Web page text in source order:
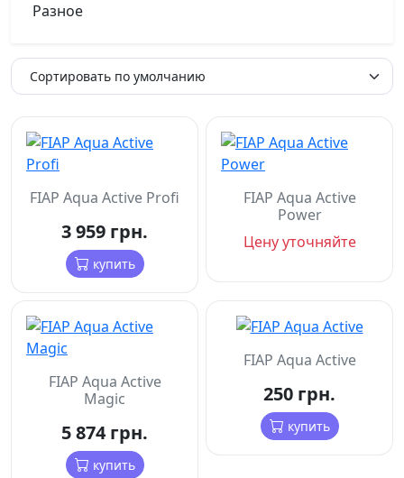
Разное
FIAP Aqua Active Profi
3 959 грн.
купить
FIAP Aqua Active
Power
Цену уточняйте
FIAP Aqua Active
Magic
5 874 грн.
купить
FIAP Aqua Active
250 грн.
купить